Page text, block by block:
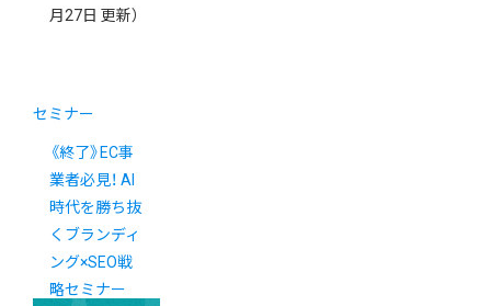
月27日 更新）
セミナー
《終了》EC事
業者必見！ AI
時代を勝ち抜
くブランディ
ング×SEO戦
略セミナー